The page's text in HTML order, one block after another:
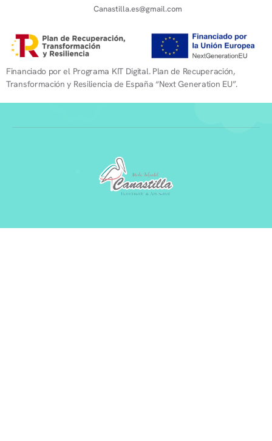
Canastilla.es@gmail.com
Financiado por el Programa KIT Digital. Plan de Recuperación,
Transformación y Resiliencia de España “Next Generation EU”.